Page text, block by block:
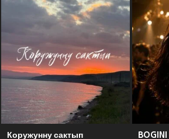
Коружунну сактып BOGINI